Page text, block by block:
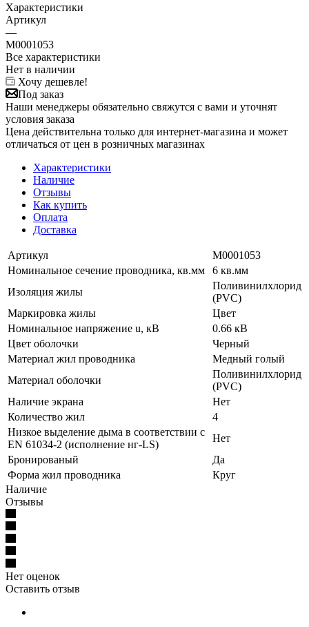
Характеристики
Артикул
—
M0001053
Все характеристики
Нет в наличии
Хочу дешевле!
Под заказ
Наши менеджеры обязательно свяжутся с вами и уточнят
условия заказа
Цена действительна только для интернет-магазина и может
отличаться от цен в розничных магазинах
Характеристики
Наличие
Отзывы
Как купить
Оплата
Доставка
Артикул
M0001053
Номинальное сечение проводника, кв.мм
6 кв.мм
Изоляция жилы
Поливинилхлорид
(PVC)
Маркировка жилы
Цвет
Номинальное напряжение u, кВ
0.66 кВ
Цвет оболочки
Черный
Материал жил проводника
Медный голый
Материал оболочки
Поливинилхлорид
(PVC)
Наличие экрана
Нет
Количество жил
4
Низкое выделение дыма в соответствии с
EN 61034-2 (исполнение нг-LS)
Нет
Бронированый
Да
Форма жил проводника
Круг
Наличие
Отзывы
Нет оценок
Оставить отзыв